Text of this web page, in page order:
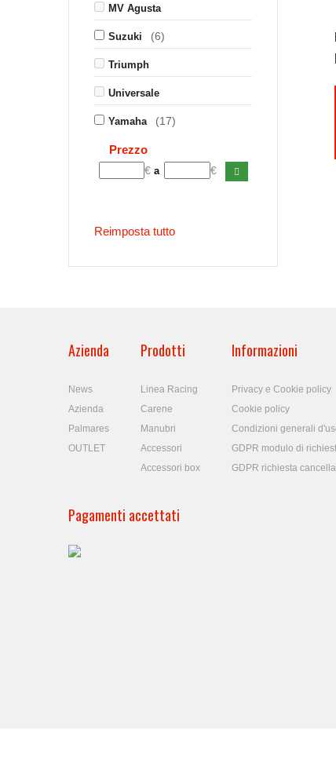
MV Agusta
Suzuki (6)
Triumph
Universale
Yamaha (17)
Prezzo
€a €
Reimposta tutto
Azienda
News
Azienda
Palmares
OUTLET
Prodotti
Linea Racing
Carene
Manubri
Accessori
Accessori box
Informazioni
Privacy e Cookie policy
Cookie policy
Condizioni generali
GDPR modulo di
GDPR richiesta
Pagamenti accettati